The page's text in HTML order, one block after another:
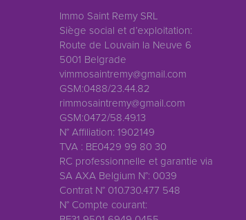
Immo Saint Remy SRL
Siège social et d’exploitation:
Route de Louvain la Neuve 6
5001 Belgrade
vimmosaintremy@gmail.com
GSM:0488/23.44.82
rimmosaintremy@gmail.com
GSM:0472/58.49.13
N° Affiliation: 1902149
TVA : BE0429 99 80 30
RC professionnelle et garantie via
SA AXA Belgium N°: 0039
Contrat N° 010.730.477 548
N° Compte courant: